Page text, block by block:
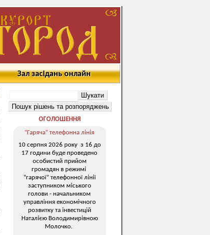
Зал засідань онлайн
ОГОЛОШЕННЯ
“Гаряча” телефонна лінія
10 серпня 2026 року з 16 до
17 години буде проведено
особистий прийом
громадян в режимі
“гарячої” телефонної лінії
заступником міського
голови - начальником
управління економічного
розвитку та інвестицій
Наталією Володимирівною
Молочко.